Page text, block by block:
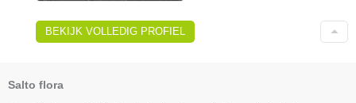
BEKIJK VOLLEDIG PROFIEL
Salto flora